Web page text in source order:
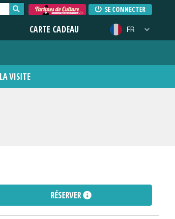
SE CONNECTER
CARTE CADEAU FR
VISITE
RÉSERVER